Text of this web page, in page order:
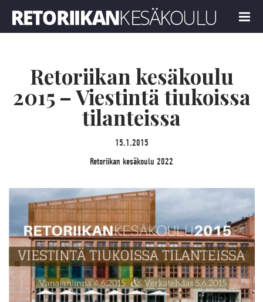
MENU
Retoriikan kesäkoulu
2015 – Viestintä tiukoissa
tilanteissa
15.1.2015
Retoriikan kesäkoulu 2022